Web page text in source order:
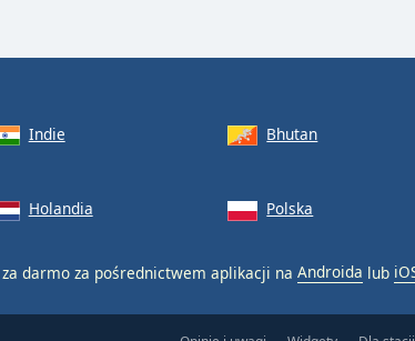
Indie Bhutan
Holandia Polska
darmo za pośrednictwem aplikacji na Androida lub